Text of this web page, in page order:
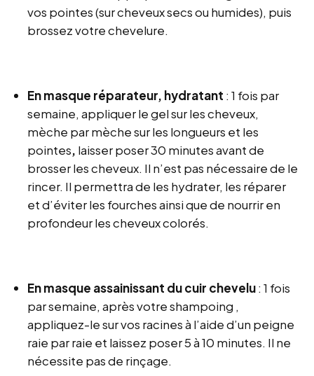
vos pointes (sur cheveux secs ou humides), puis
brossez votre chevelure.
En masque réparateur, hydratant : 1 fois par
semaine, appliquer le gel sur les cheveux,
mèche par mèche sur les longueurs et les
pointes, laisser poser 30 minutes avant de
brosser les cheveux. Il n’est pas nécessaire de le
rincer. Il permettra de les hydrater, les réparer
et d’éviter les fourches ainsi que de nourrir en
profondeur les cheveux colorés.
En masque assainissant du cuir chevelu: 1 fois
par semaine, après votre shampoing ,
appliquez-le sur vos racines à l’aide d’un peigne
raie par raie et laissez poser 5 à 10 minutes. Il ne
nécessite pas de rinçage.